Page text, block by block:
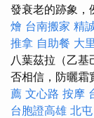
發衰老的跡象，
燴 台南搬家 精
推拿 自助餐 大
八葉茲拉（乙
否相信，防曬霜
薦 文心路 按摩
台胞證高雄 北